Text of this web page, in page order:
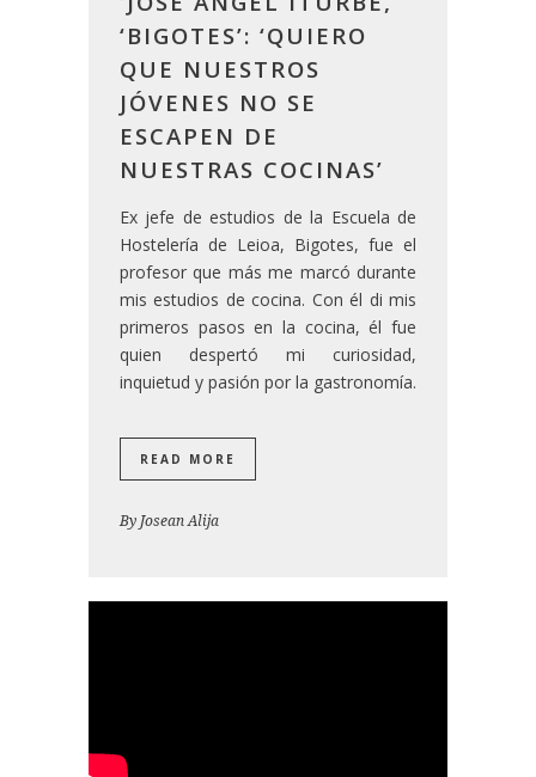
‘BIGOTES’: ‘QUIERO
QUE NUESTROS
JÓVENES NO SE
ESCAPEN DE
NUESTRAS COCINAS’
Ex jefe de estudios de la Escuela de
Hostelería de Leioa, Bigotes, fue el
profesor que más me marcó durante
mis estudios de cocina. Con él di mis
primeros pasos en la cocina, él fue
quien despertó mi curiosidad,
inquietud y pasión por la gastronomía.
READ MORE
By Josean Alija